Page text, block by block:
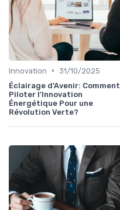
Innovation • 31/10/2025
Éclairage d’Avenir: Comment
Piloter l'Innovation
Énergétique Pour une
Révolution Verte?